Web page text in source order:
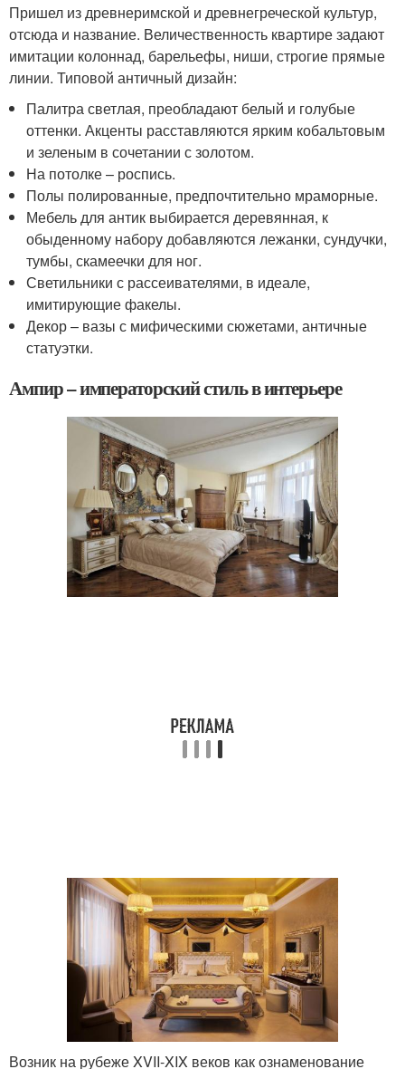
Пришел из древнеримской и древнегреческой культур,
отсюда и название. Величественность квартире задают
имитации колоннад, барельефы, ниши, строгие прямые
линии. Типовой античный дизайн:
Палитра светлая, преобладают белый и голубые
оттенки. Акценты расставляются ярким кобальтовым
и зеленым в сочетании с золотом.
На потолке – роспись.
Полы полированные, предпочтительно мраморные.
Мебель для антик выбирается деревянная, к
обыденному набору добавляются лежанки, сундучки,
тумбы, скамеечки для ног.
Светильники с рассеивателями, в идеале,
имитирующие факелы.
Декор – вазы с мифическими сюжетами, античные
статуэтки.
Ампир – императорский стиль в интерьере
Возник на рубеже XVII-XIX веков как ознаменование